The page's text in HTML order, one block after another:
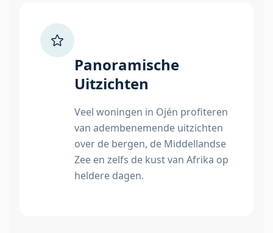
Panoramische
Uitzichten
Veel woningen in Ojén profiteren
van adembenemende uitzichten
over de bergen, de Middellandse
Zee en zelfs de kust van Afrika op
heldere dagen.